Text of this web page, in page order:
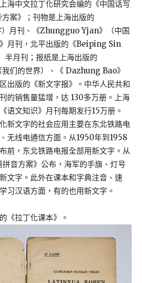
海中文拉丁化研究会编的《中国话写
案》；刊物是上海出版的
）月刊、《Zhungguo Yjan》（中国
月刊，北平出版的《Beiping Sin
半月刊；报纸是上海出版的
们的世界）、《 Dazhung Bao》
出版的《新文字报》。中华人民共和
的销售量猛增，达 130多万册。上海
语文知识》月刊每期发行15万册。
文字的社会应用主要在东北铁路电
无线电通信方面。从1950年到1958
前，东北铁路电报全部用新文字。从
音方案》公布，海军的手旗、灯号
文字。此外在课本和字典注音、速
习汉语方面，有的也用新文字。
《拉丁化课本》。